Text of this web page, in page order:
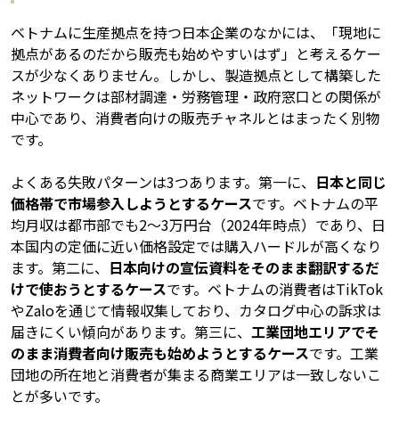
ベトナムに生産拠点を持つ日本企業のなかには、「現地に
拠点があるのだから販売も始めやすいはず」と考えるケー
スが少なくありません。しかし、製造拠点として構築した
ネットワークは部材調達・労務管理・政府窓口との関係が
中心であり、消費者向けの販売チャネルとはまったく別物
です。
よくある失敗パターンは3つあります。第一に、 日本と同じ
価格帯で市場参入しようとするケースです。ベトナムの平
均月収は都市部でも2〜3万円台（2024年時点）であり、日
本国内の定価に近い価格設定では購入ハードルが高くなり
ます。第二に、 日本向けの宣伝資料をそのまま翻訳するだ
けで使おうとするケースです。ベトナムの消費者はTikTok
やZaloを通じて情報収集しており、カタログ中心の訴求は
届きにくい傾向があります。第三に、 工業団地エリアでそ
のまま消費者向け販売も始めようとするケースです。工業
団地の所在地と消費者が集まる商業エリアは一致しないこ
とが多いです。